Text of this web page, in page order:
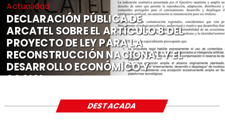
Actualidad
DECLARACIÓN PÚBLICA DE
ARCATEL SOBRE EL ARTÍCULO 8 DEL
PROYECTO DE LEY PARA LA
RECONSTRUCCIÓN NACIONAL Y EL
DESARROLLO ECONÓMICO Y
SOCIAL
DESTACADA